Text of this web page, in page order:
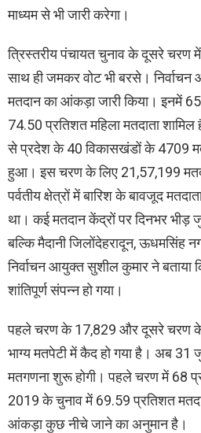
माध्यम से भी जारी करेगा।
त्रिस्तरीय पंचायत चुनाव के दूसरे चरण में
साथ ही जमकर वोट भी बरसे।
मतदान का आंकड़ा जारी किया। इनमें
74.50 प्रतिशत महिला मतदाता
से प्रदेश के 40 विकासखंडों के 4709
हुआ। इस चरण के लिए 21,57,199
पर्वतीय क्षेत्रों में बारिश के बावजूद
था। कई मतदान केंद्रों पर दिनभर भीड़
बल्कि मैदानी जिलोंदेहरादून, ऊधमसिंह
निर्वाचन आयुक्त सुशील कुमार ने बताया
शांतिपूर्ण संपन्न हो गया।
पहले चरण के 17,829 और दूसरे चरण के
भाग्य मतपेटी में कैद हो गया है। अब
मतगणना शुरू होगी। पहले चरण में 68
2019 के चुनाव में 69.59 प्रतिशत
आंकड़ा कुछ नीचे जाने का अनुमान है।